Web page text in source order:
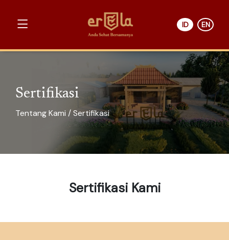
ID EN
Sertifikasi
Tentang Kami / Sertifikasi
Sertifikasi Kami